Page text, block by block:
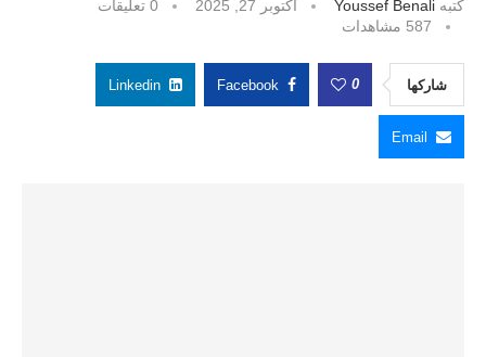
كتبه Youssef Benali أكتوبر 27, 2025
0 تعليقات
587 مشاهدات
شاركها 0
Facebook
Linkedin
Email